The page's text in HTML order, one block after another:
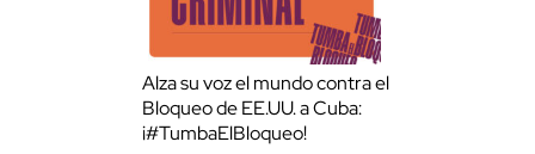
Alza su voz el mundo contra el
Bloqueo de EE.UU. a Cuba:
¡#TumbaElBloqueo!